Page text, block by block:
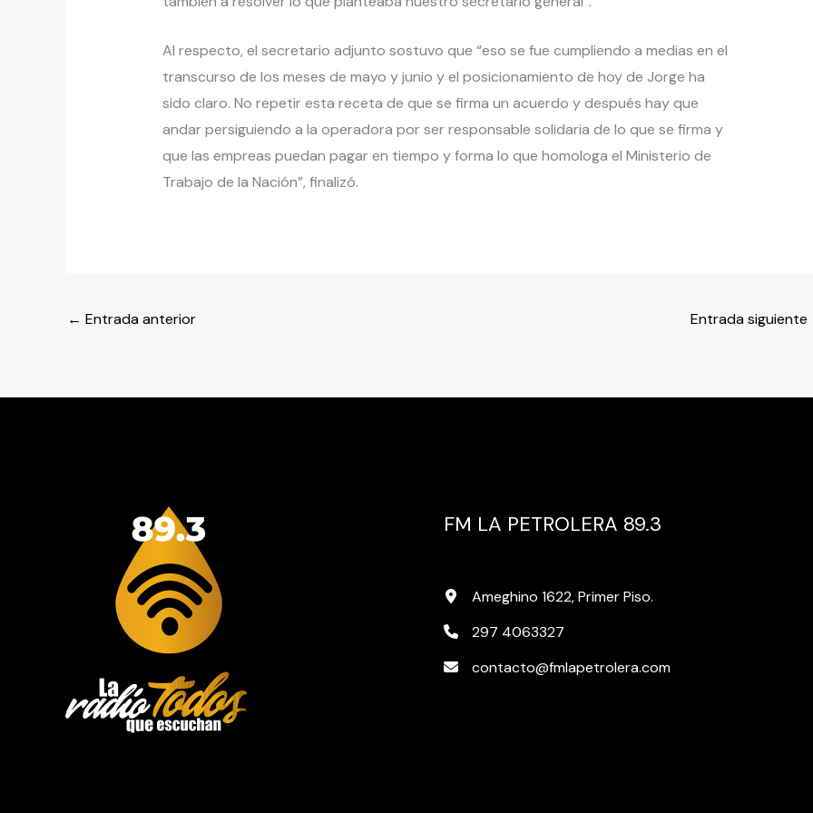
Al respecto, el secretario adjunto sostuvo que “eso se fue cumpliendo a medias en el
transcurso de los meses de mayo y junio y el posicionamiento de hoy de Jorge ha
sido claro. No repetir esta receta de que se firma un acuerdo y después hay que
andar persiguiendo a la operadora por ser responsable solidaria de lo que se firma y
que las empreas puedan pagar en tiempo y forma lo que homologa el Ministerio de
Trabajo de la Nación”, finalizó.
← Entrada anterior Entrada siguiente
FM LA PETROLERA 89.3
Ameghino 1622, Primer Piso.
297 4063327
contacto@fmlapetrolera.com